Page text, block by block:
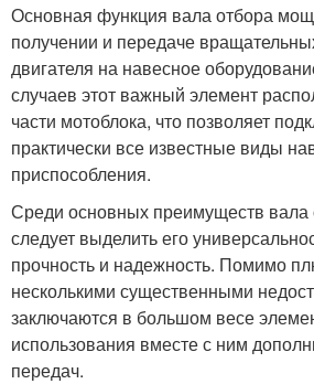
Основная функция вала отбора
получении и передаче
двигателя на навесное
случаев этот важный элемент
части мотоблока, что позволяет
практически все известные виды
приспособления.
Среди основных преимуществ вала
следует выделить его
прочность и надежность. Помимо
несколькими существенными
заключаются в большом весе
использования вместе с ним
передач.